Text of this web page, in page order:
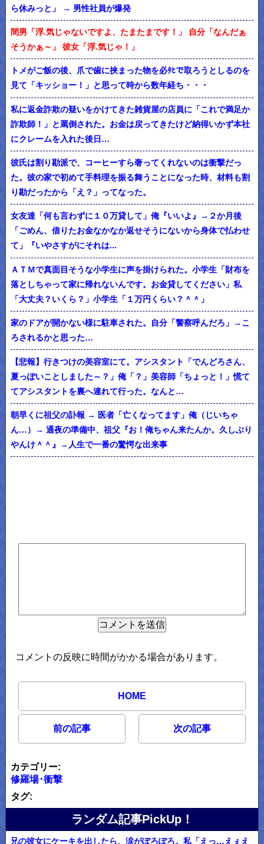
ら休みっと」 → 男性社員が爆発
間男「浮.気じゃないですよ、たまたまです！」 自分「なんだぁ
そうかぁ～」 彼女「浮.気じゃ！」
トメがご飯の後、爪で歯に挟まった物を必ﾀﾋで取ろうとしるのを
見て「キッショー！」と思って時から数年経ち・・・
私に返金詐欺の疑いをかけてきた雑貨屋の店員に「これで満足か
詐欺師！」と罵倒された。お金は戻ってきたけど納得いかず本社
にクレームを入れた後日…
彼氏は割り勘派で、コーヒーすら奢ってくれないのは衝撃だっ
た。彼の家で初めて手料理を振る舞うことになった時、材料も割
り勘だったから「え？」ってなった。
女友達「何も言わずに１０万貸して」俺『いいよ』→２か月後
「ごめん、借りたお金なかなか返せそうにないから身体で払わせ
て」『いやさすがにそれは...
ＡＴＭで真面目そうな小学生に声を掛けられた。小学生「財布を
落としちゃって家に帰れないんです。お金貸してください」私
「大丈夫？いくら？」小学生「１万円くらい？＾＾」
家のドアが開かない様に駐車された。自分「警察呼んだろ」→こ
ろされるかと思った…
【悲報】行きつけの美容室にて。アシスタント「でんどろさん、
夏っぽいことしました～？」俺「？」美容師「ちょっと！」慌て
てアシスタントを裏へ連れて行った。なんと…
朝早くに祖父の訃報 → 医者「亡くなってます」俺（じいちゃ
ん…）→ 通夜の準備中、祖父『お！俺ちゃん来たんか。久しぶり
やんけ＾＾』→人生で一番の驚愕な出来事
コメントの反映に時間がかかる場合があります。
HOME
前の記事 次の記事
カテゴリー:
修羅場･衝撃
タグ:
ランダム記事PickUp！
兄の彼女にケーキを出したら、涙がぽろぽろ。私「えっ…えぇえ